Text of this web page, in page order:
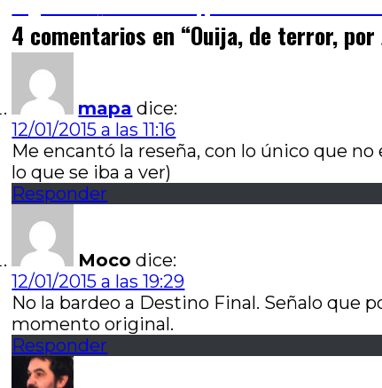
de
entradas
siguiente:
4 comentarios en “Ouija, de terror,
mapa dice:
12/01/2015 a las 11:16
Me encantó la reseña, con lo único que
lo que se iba a ver)
Responder
Moco dice:
12/01/2015 a las 19:29
No la bardeo a Destino Final. Señalo que
momento original.
Responder